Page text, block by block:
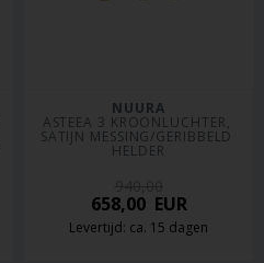
NUURA
ASTEEA 3 KROONLUCHTER,
SATIJN MESSING/GERIBBELD
HELDER
658,00EUR
Levertijd: ca. 15 dagen